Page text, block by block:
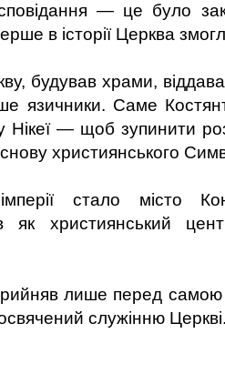
— це було
в історії Церква
будував храми,
язичники. Саме
Нікеї — щоб зупинити
християнського
стало місто
як християнський
лише перед
служінню